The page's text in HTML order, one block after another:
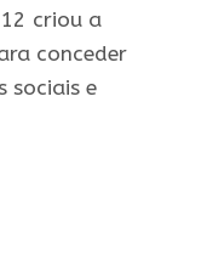
criou a
conceder
sociais e